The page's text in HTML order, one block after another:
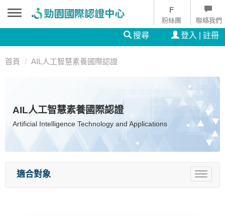
粉絲團 聯絡我們
搜尋 登入 | 註冊
首頁 AIL人工智慧素養國際認證
AIL人工智慧素養國際認證
Artificial Intelligence Technology and Applications
Toggle
適合對象